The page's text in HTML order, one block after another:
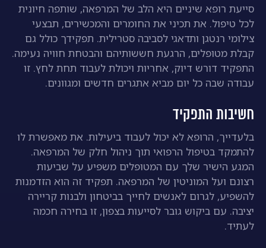
סייעת רופא שיניים היא הלב של המרפאה, שותפה חיונית
לכל טיפול. את תכיני את החומרים והמכשירים, תבצעי
צילומי רנטגן ותדאגי לסביבה סטרילית. תפקידך כולל גם
קבלת מטופלים, הרגעת חששותיהם והבטחת חוויה נעימה.
התפקיד דורש דיוק, אחריות ויכולת לעבוד תחת לחץ. זו
עבודה שבה כל יום מביא אתגרים חדשים ומגוונים.
חשיבות התפקיד
בלעדייך, הרופא לא יכול לעבוד ביעילות. את מאפשרת לו
להתמקד בטיפול הרפואי תוך ניהול חלק של המרפאה.
המגע הישיר שלך עם המטופלים משפיע על שביעות
רצונם ועל המוניטין של המרפאה. תפקיד זה הוא הזדמנות
להשפיע, לגרום לאנשים לחייך בביטחון ולבנות קריירה
יציבה. עם ביקוש גובר לסייעות בצפון, זו בחירה חכמה
לעתיד.